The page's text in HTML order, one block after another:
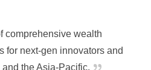
comprehensive wealth
for next-gen innovators and
the Asia-Pacific.